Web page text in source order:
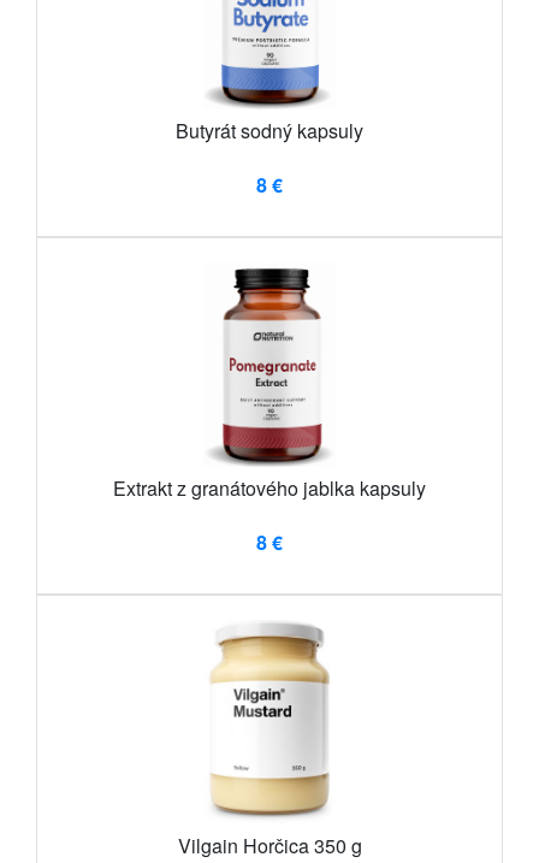
Butyrát sodný kapsuly
8 €
Extrakt z granátového jablka kapsuly
8 €
Vilgain Horčica 350 g